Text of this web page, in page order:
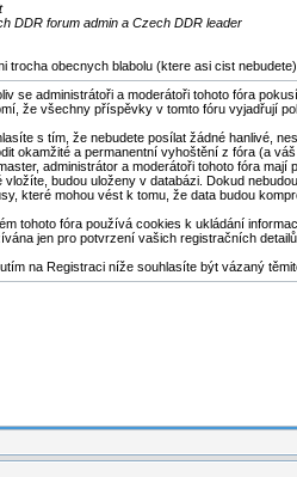
DDR forum admin a Czech DDR leader
trocha obecnych blabolu (ktere asi cist
se administrátoři a moderátoři tohoto fóra
že všechny příspěvky v tomto fóru vyjadřují
s tím, že nebudete posílat žádné hanlivé,
okamžité a permanentní vyhoštění z fóra (a
administrátor a moderátoři tohoto fóra
vložíte, budou uloženy v databázi. Dokud
které mohou vést k tomu, že data budou
tohoto fóra používá cookies k ukládání
jen pro potvrzení vašich registračních
na Registraci níže souhlasíte být vázaný